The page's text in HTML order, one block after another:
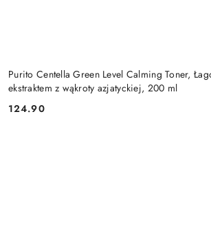
Purito Centella Green Level Calming Toner,
ekstraktem z wąkroty azjatyckiej, 200 ml
Cena:
124.90